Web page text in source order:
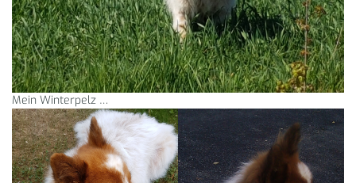
Mein Winterpelz …